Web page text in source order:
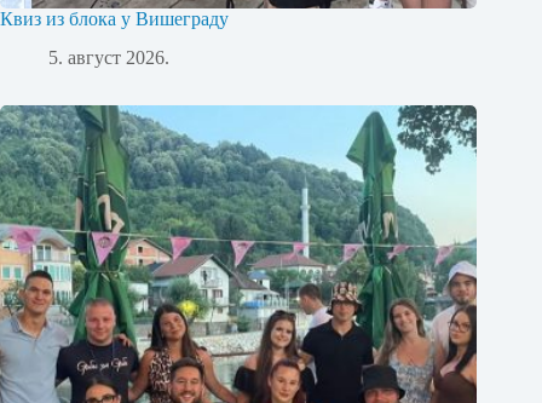
Квиз из блока у Вишеграду
5. август 2026.